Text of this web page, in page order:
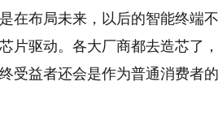
在布局未来，以后的智能终端
片驱动。各大厂商都去造芯了
受益者还会是作为普通消费者的